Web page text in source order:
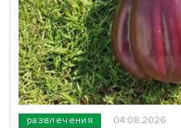
развлечения 04.08.2026